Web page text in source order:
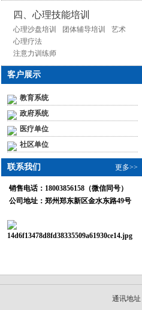
四、心理技能培训
心理沙盘培训 团体辅导培训
艺术
心理疗法
注意力训练师
客户展示
教育系统
政府系统
医疗单位
社区单位
更多>>
联系我们
销售电话： 18003856158（微信同号）
公司地址： 郑州郑东新区金水东路49号
通讯地